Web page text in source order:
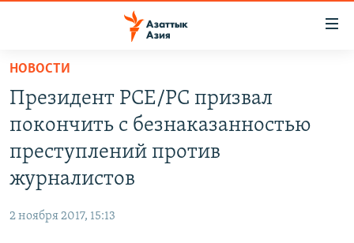
Вернуться
основному
содержанию
главной
Вернутся
КАЗАХСТАН
НОВОСТИ
КЫРГЫЗЧА
ПОДПИШИТЕСЬ НА НАС В СОЦСЕТЯХ
НОВОСТИ
Президент РСЕ/РС призвал
покончить с безнаказанностью
преступлений против
журналистов
2 ноября 2017, 15:13